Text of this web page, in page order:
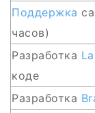
Поддержка
часов)
Разработка
коде
Разработка